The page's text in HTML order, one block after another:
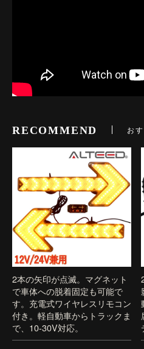
RECOMMEND お
2本の矢印が点滅。マグネット
で車体への脱着固定も可能で
す。充電式ワイヤレスリモコン
付き。軽自動車からトラックま
で、10-30V対応。